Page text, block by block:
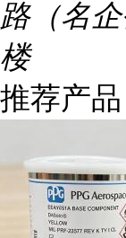
路（名
楼
推荐产品